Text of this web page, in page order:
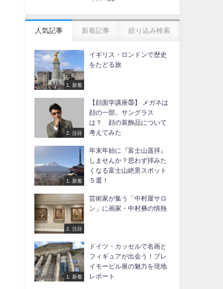
人気記事 新着記事 絞り込み検索
1. 新着
イギリス・ロンドンで歴史
をたどる旅
2. 注目
【顔面学講座㉟】 メガネは
顔の一部。サングラス
は？ 顔の装飾品について
考えてみた
1. 新着
年末年始に『富士山遥拝』
しませんか？思わず拝みた
くなる富士山絶景スポット
５選！
2. 注目
芸術家が集う「中村屋サロ
ン」に画家・中村彝の情熱
1. 新着
ドイツ・カッセルで名画と
フィギュアが出会う！プレ
イモービル展の魅力を現地
レポート